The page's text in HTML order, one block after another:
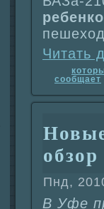
Читать
сообщает
Пнд,
В Уфе